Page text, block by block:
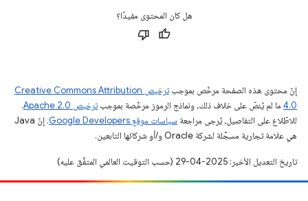
هل كان المحتوى مفيدًا؟
إنّ محتوى هذه الصفحة مرخّص بموجب
ترخيص Creative Commons Attribution
4.0‏ ما لم يُنصّ على خلاف ذلك، ونماذج الرموز مرخّصة بموجبترخيص Apache 2.0‏
.
للاطّلاع على التفاصيل، يُرجى مراجعة سياسات موقع Google Developers‏
. إنّ Java
هي علامة تجارية مسجَّلة لشركة Oracle و/أو شركائها التابعين.
تاريخ التعديل الأخير: 2025-04-29 (حسب التوقيت العالمي المتفَّق عليه)